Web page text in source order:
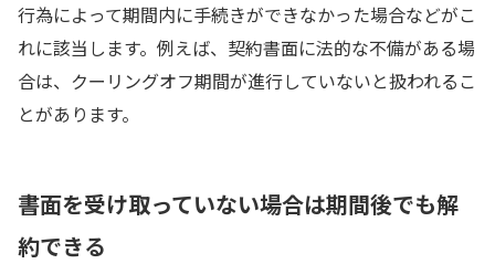
行為によって期間内に手続きができなかった場合などがこ
れに該当します。例えば、契約書面に法的な不備がある場
合は、クーリングオフ期間が進行していないと扱われるこ
とがあります。
書面を受け取っていない場合は期間後でも解
約できる